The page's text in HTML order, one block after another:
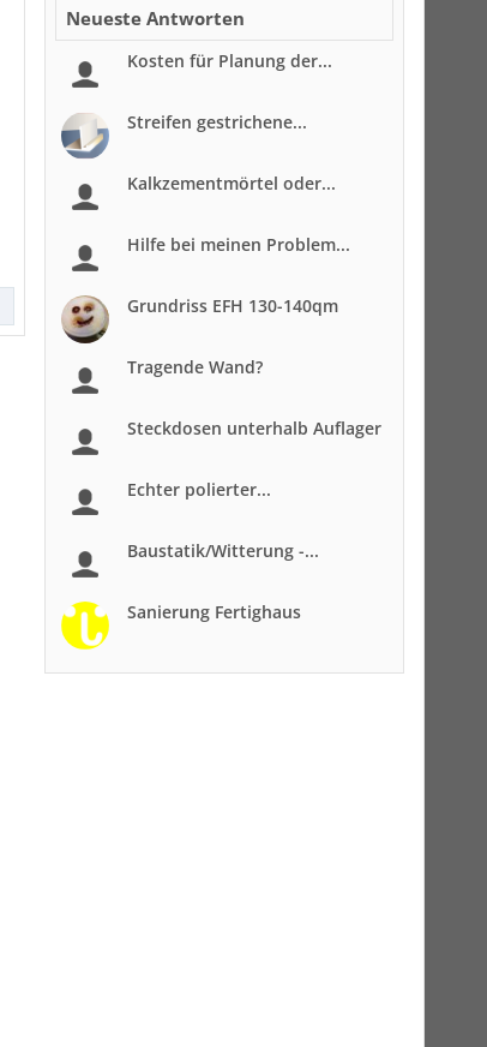
Neueste Antworten
Kosten für Planung der...
Streifen gestrichene...
Kalkzementmörtel oder...
Hilfe bei meinen Problem...
Grundriss EFH 130-140qm
Tragende Wand?
Steckdosen unterhalb Auflager
Echter polierter...
Baustatik/Witterung -...
Sanierung Fertighaus